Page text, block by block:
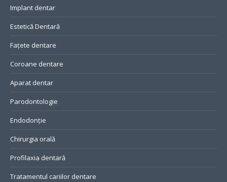
Implant dentar
Estetică Dentară
Fațete dentare
Coroane dentare
Aparat dentar
Parodontologie
Endodonție
Chirurgia orală
Profilaxia dentară
Tratamentul cariilor dentare